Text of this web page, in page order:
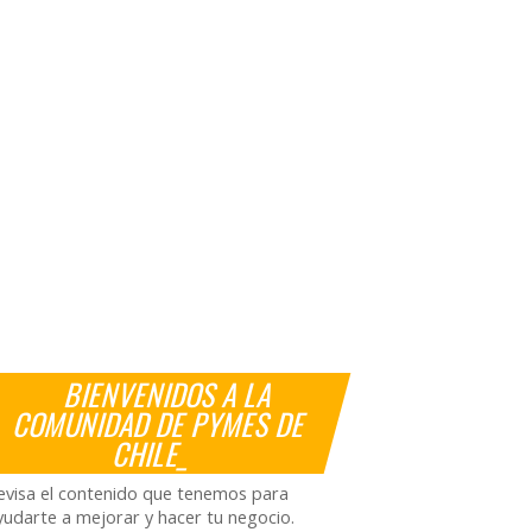
BIENVENIDOS A LA
COMUNIDAD DE PYMES DE
CHILE_
el contenido que tenemos para
a mejorar y hacer tu negocio.